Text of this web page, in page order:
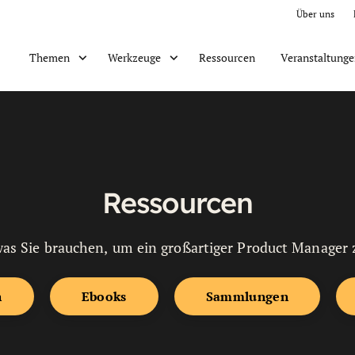
Über uns
Themen Werkzeuge Ressourcen
Ressourcen
Sie brauchen, um ein großartiger Product Manager
Ebooks Sammlungen